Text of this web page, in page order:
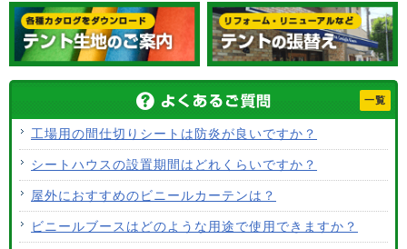
一覧
工場用の間仕切りシートは防炎が良いですか？
シートハウスの設置期間はどれくらいですか？
屋外におすすめのビニールカーテンは？
ビニールブースはどのような用途で使用できますか？